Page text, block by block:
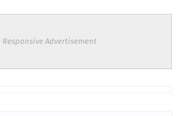
Responsive Advertisement